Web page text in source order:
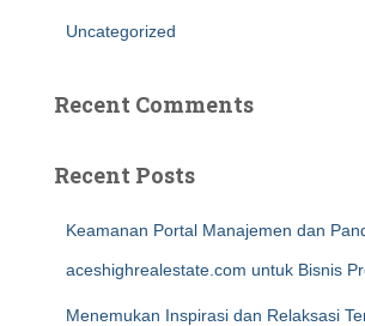
Uncategorized
Recent Comments
Recent Posts
Keamanan Portal Manajemen dan
aceshighrealestate.com untuk Bisnis
Menemukan Inspirasi dan Relaksasi